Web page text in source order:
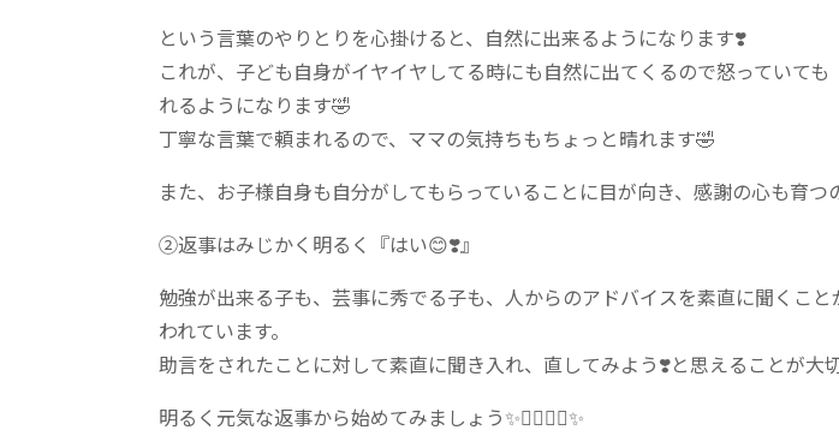
という言葉のやりとりを心掛けると、自然に出来るようになります❣️
これが、子ども自身がイヤイヤしてる時にも自然に出てくるので怒っていて
れるようになります🤣
丁寧な言葉で頼まれるので、ママの気持ちもちょっと晴れます🤣
また、お子様自身も自分がしてもらっていることに目が向き、感謝の心も育つ
②返事はみじかく明るく『はい😊❣️』
勉強が出来る子も、芸事に秀でる子も、人からのアドバイスを素直に聞くこ
われています。
助言をされたことに対して素直に聞き入れ、直してみよう❣️と思えることが大
明るく元気な返事から始めてみましょう✨🙋‍♀️🙋‍♂️✨